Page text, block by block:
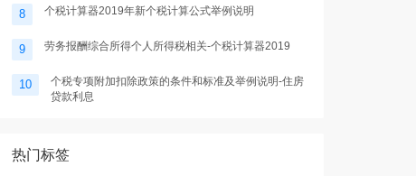
8 个税计算器2019年新个税计算公式举例说明
9 劳务报酬综合所得个人所得税相关-个税计算器2019
10
个税专项附加扣除政策的条件和标准及举例说明-住房
贷款利息
热门标签